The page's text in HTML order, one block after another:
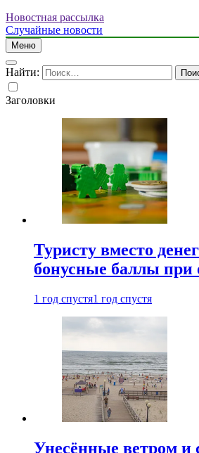
Новостная рассылка
Случайные новости
Меню
Найти:
Заголовки
Туристу вместо
бонусные баллы при
1 год спустя1 год спустя
Унесённые ветром